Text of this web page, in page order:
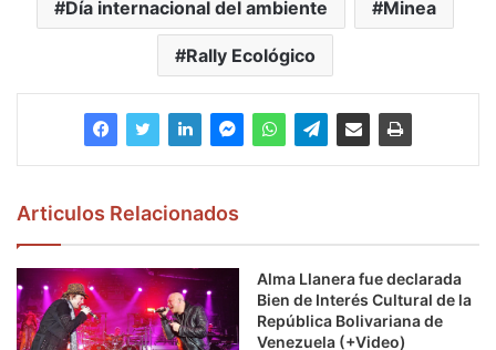
Día internacional del ambiente Minea
Rally Ecológico
Articulos Relacionados
Alma Llanera fue declarada
Bien de Interés Cultural de la
República Bolivariana de
Venezuela (+Video)